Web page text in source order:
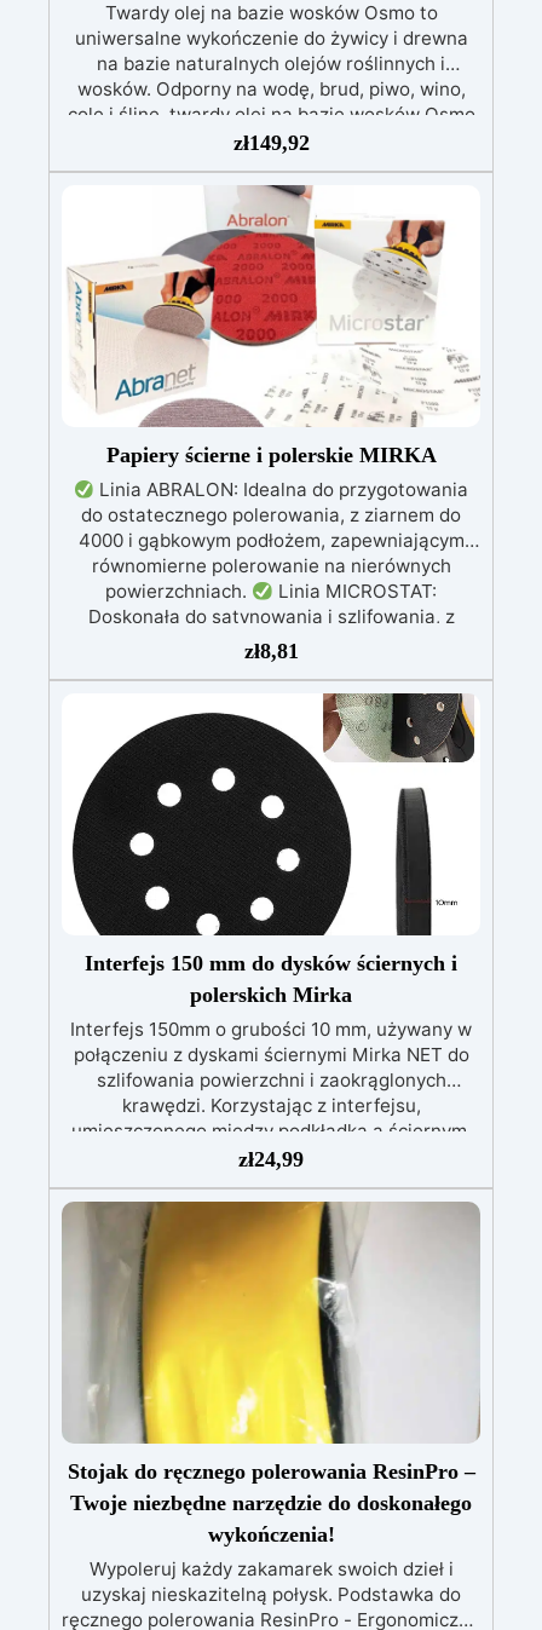
Twardy olej na bazie wosków Osmo to
uniwersalne wykończenie do żywicy i drewna
na bazie naturalnych olejów roślinnych i
wosków. Odporny na wodę, brud, piwo, wino,
colę i ślinę, twardy olej na bazie wosków Osmo
jest mikroporowaty i tworzy molekularne
wiązania z drewnem, dzięki czemu nie pęka ani
nie łuszczy się. Nowa, zaawansowana formuła
twardego oleju na bazie wosków Osmo została
specjalnie opracowana w Niemczech, aby
twardy olej na bazie wosków Osmo był
pierwszym woskiem na rynku europejskim,
który można łatwo nakładać pędzlem lub
wałkiem, bez potrzeby polerowania! Może być
stosowany do napraw punktowych i / lub
odnawiania / renowacji bez konieczności
szlifowania, dzięki czemu żywica lub drewno nie
będą już wymagały całkowitego szlifowania i
powtórnego wykończenia.
zł149,92
Papiery ścierne i polerskie MIRKA
Linia ABRALON: Idealna do przygotowania
do ostatecznego polerowania, z ziarnem do
4000 i gąbkowym podłożem, zapewniającym
równomierne polerowanie na nierównych
powierzchniach.
Linia MICROSTAT:
Doskonała do satynowania i szlifowania, z
ziarnem do 1500 i 15 otworami do odciągania
cząsteczek, co poprawia jakość obróbki.
Linia ABRANET: Stosowana do wstępnego
szlifowania, z ziarnem do 320 i oddychającym
podłożem, które zmniejsza pylenie i poprawia
widoczność.
Wysoka jakość: Papier ścierny i
akcesoria polerskie MIRKA wybrane przez
ResinPro dla doskonałych i profesjonalnych
rezultatów.
Wszechstronność i wydajność:
Odpowiednie do szerokiego zakresu
zastosowań, od ostatecznego polerowania po
wstępne szlifowanie, dla powierzchni
zł8,81
Interfejs 150 mm do dysków ściernych i
polerskich Mirka
Interfejs 150mm o grubości 10 mm, używany w
połączeniu z dyskami ściernymi Mirka NET do
szlifowania powierzchni i zaokrąglonych
krawędzi. Korzystając z interfejsu,
umieszczonego między podkładką a ściernym,
uzyskuje się bardziej miękkie szlifowanie. 1
opakowanie zawiera 1 sztukę.
zł24,99
Stojak do ręcznego polerowania ResinPro –
Twoje niezbędne narzędzie do doskonałego
wykończenia!
Wypoleruj każdy zakamarek swoich dzieł i
uzyskaj nieskazitelną połysk. Podstawka do
ręcznego polerowania ResinPro - Ergonomiczne